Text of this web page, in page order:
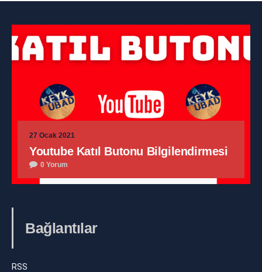
27 Ocak 2021
Youtube Katıl Butonu Bilgilendirmesi
0 Yorum
Bağlantılar
RSS